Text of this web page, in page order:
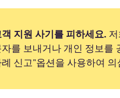
객 지원 사기를 피하세요.
자를 보내거나 개인 정보를
신고"옵션을 사용하여